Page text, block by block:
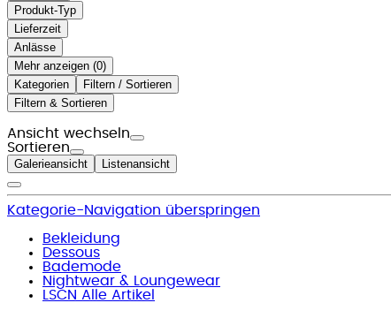
Produkt-Typ
Lieferzeit
Anlässe
Mehr anzeigen ( )
Kategorien
Filtern / Sortieren
Filtern & Sortieren
Ansicht wechseln
Sortieren
Galerieansicht Listenansicht
Kategorie-Navigation überspringen
Bekleidung
Dessous
Bademode
Nightwear & Loungewear
LSCN Alle Artikel